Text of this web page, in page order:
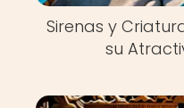
Sirenas y
su